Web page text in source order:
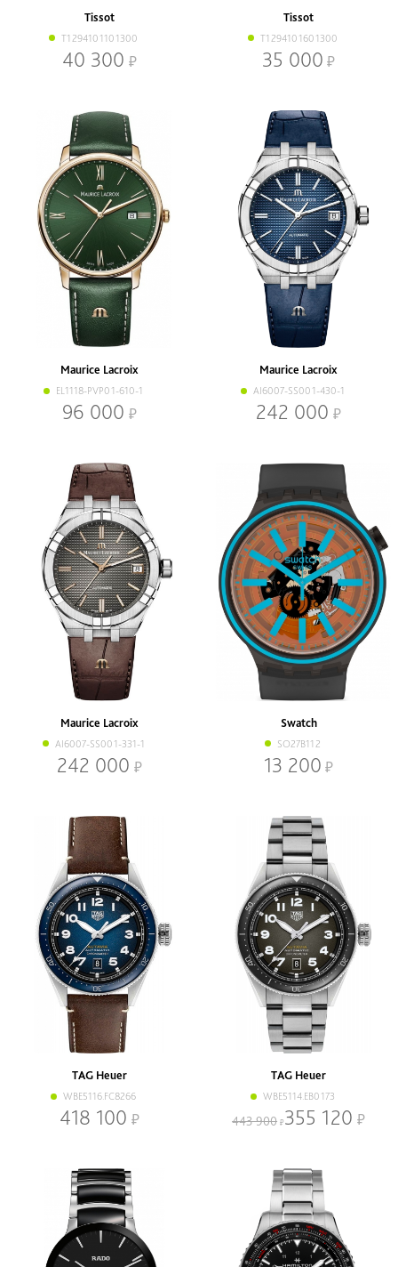
Tissot
T1294101101300
40 300
Tissot
T1294101601300
35 000
Maurice Lacroix
EL1118-PVP01-610-1
96 000
Maurice Lacroix
AI6007-SS001-430-1
242 000
Maurice Lacroix
AI6007-SS001-331-1
242 000
Swatch
SO27B112
13 200
TAG Heuer
WBE5116.FC8266
418 100
TAG Heuer
WBE5114.EB0173
443 900 355 120